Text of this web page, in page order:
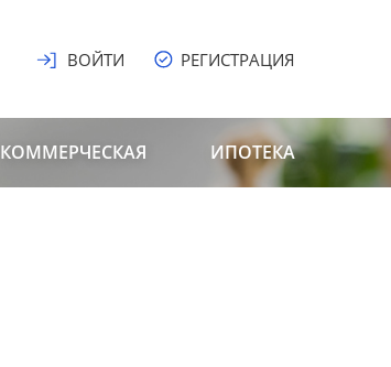
ВОЙТИ РЕГИСТРАЦИЯ
КОММЕРЧЕСКАЯ ИПОТЕКА